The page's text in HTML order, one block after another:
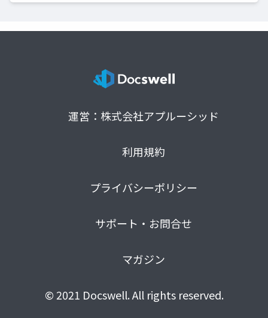
運営：株式会社アプルーシッド
利用規約
プライバシーポリシー
サポート・お問合せ
マガジン
© 2021 Docswell. All rights reserved.